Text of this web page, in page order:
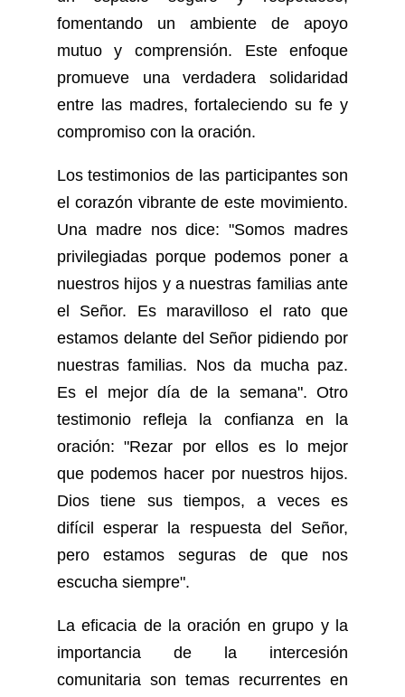
fomentando un ambiente de apoyo
mutuo y comprensión. Este enfoque
promueve una verdadera solidaridad
entre las madres, fortaleciendo su fe y
compromiso con la oración.
Los testimonios de las participantes son
el corazón vibrante de este movimiento.
Una madre nos dice: "Somos madres
privilegiadas porque podemos poner a
nuestros hijos y a nuestras familias ante
el Señor. Es maravilloso el rato que
estamos delante del Señor pidiendo por
nuestras familias. Nos da mucha paz.
Es el mejor día de la semana". Otro
testimonio refleja la confianza en la
oración: "Rezar por ellos es lo mejor
que podemos hacer por nuestros hijos.
Dios tiene sus tiempos, a veces es
difícil esperar la respuesta del Señor,
pero estamos seguras de que nos
escucha siempre".
La eficacia de la oración en grupo y la
importancia de la intercesión
comunitaria son temas recurrentes en